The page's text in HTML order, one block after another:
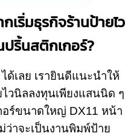
เริ่มธุรกิจร้านป้ายไว
ริ้นสติกเกอร์?
ด้เลย เรายินดีแนะนำให้
วนิลลงทุนเพียงแสนนิด ๆ
อร์ขนาดใหญ่ DX11 หน้า
ว่าจะเป็นงานพิมพ์ป้าย